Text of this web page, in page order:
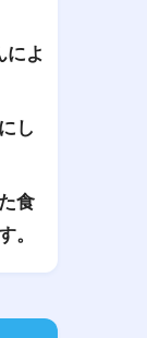
によ
し
食
。